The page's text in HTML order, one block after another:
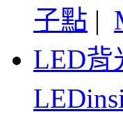
子點 |
LED背